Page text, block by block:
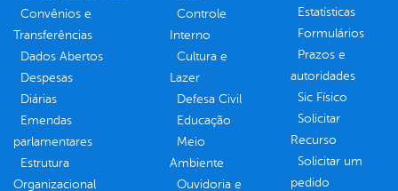
Convênios e
Transferências
Dados Abertos
Despesas
Diárias
Emendas
parlamentares
Estrutura
Organizacional
Controle
Interno
Cultura e
Lazer
Defesa Civil
Educação
Meio
Ambiente
Ouvidoria e
Estatísticas
Formulários
Prazos e
autoridades
Sic Físico
Solicitar
Recurso
Solicitar um
pedido